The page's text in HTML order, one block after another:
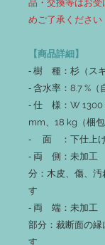
品・交換等はお
めご了承ください
【商品詳細】
‐ 樹 種：杉（スギ
‐ 含水率：8.7 %（
‐ 仕 様：W 1300
mm、18 kg（梱
‐ 面 ：下仕上げ
‐ 両 側：未加工
分：木皮、傷、汚
す
‐ 両 端：未加工
部分：裁断面の縁
す